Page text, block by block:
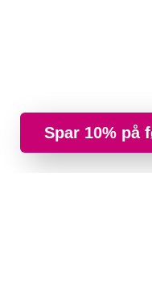
Spar 10% på